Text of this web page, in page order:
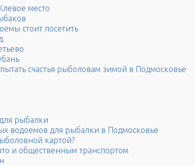
место
стоит посетить
счастья рыболовам зимой в Подмосковье
рыбалки
водоемов для рыбалки в Подмосковье
картой?
и общественным транспортом